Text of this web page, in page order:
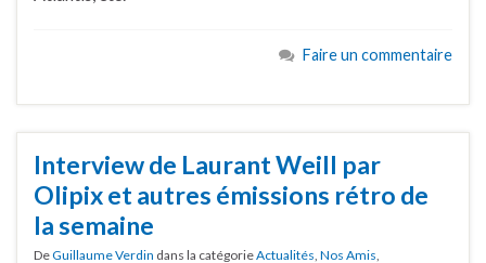
Faire un commentaire
Interview de Laurant Weill par
Olipix et autres émissions rétro de
la semaine
DeGuillaume Verdin dans la catégorieActualités Nos Amis